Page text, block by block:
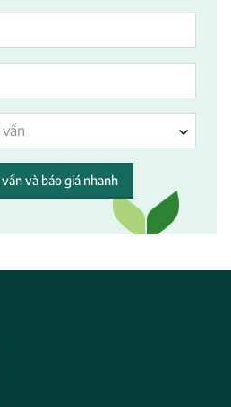
vấn và báo giá nhanh